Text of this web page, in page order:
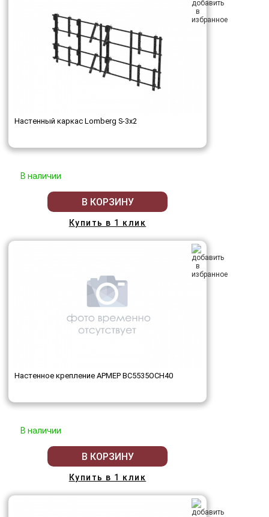
Настенный каркас Lomberg S-3х2
В наличии
В КОРЗИНУ
Купить в 1 клик
Настенное крепление АРМЕР ВС5535ОСН40
В наличии
В КОРЗИНУ
Купить в 1 клик